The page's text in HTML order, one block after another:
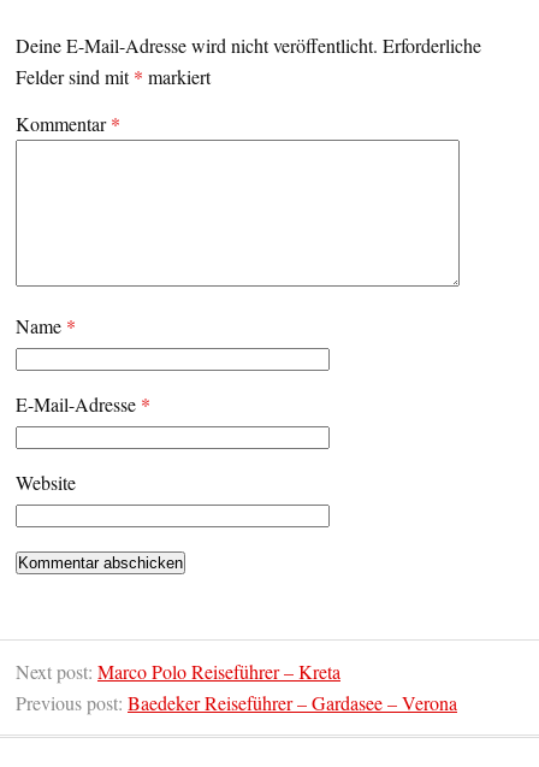
Deine E-Mail-Adresse wird nicht veröffentlicht. Erforderliche
Felder sind mit* markiert
Kommentar*
Name *
E-Mail-Adresse *
Website
Next post: Marco Polo Reiseführer – Kreta
Previous post: Baedeker Reiseführer – Gardasee – Verona